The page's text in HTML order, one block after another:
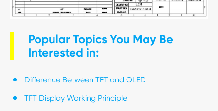
Popular Topics You May Be
Interested in:
Difference Between TFT and OLED
TFT Display Working Principle